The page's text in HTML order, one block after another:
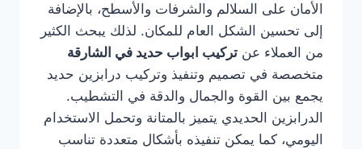
الأمان على السلالم والشرفات والأسطح، بالإضافة
إلى تحسين الشكل العام للمكان. لذلك يبحث الكثير
من العملاء عن تركيب ابواب حديد في الشارقة
متخصصة في تصميم وتنفيذ وتركيب درابزين حديد
يجمع بين القوة والجمال والدقة في التشطيب.
الدرابزين الحديدي يتميز بالمتانة وتحمل الاستخدام
اليومي، كما يمكن تنفيذه بأشكال متعددة تناسب